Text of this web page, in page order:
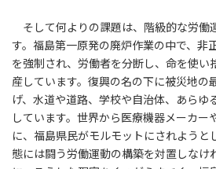
そして何よりの課題は、階級的な労働
す。福島第一原発の廃炉作業の中で、非
を強制され、労働者を分断し、命を使い
産しています。復興の名の下に被災地の
げ、水道や道路、学校や自治体、あらゆ
しています。世界から医療機器メーカー
に、福島県民がモルモットにされようと
態には闘う労働運動の構築を対置しなけ